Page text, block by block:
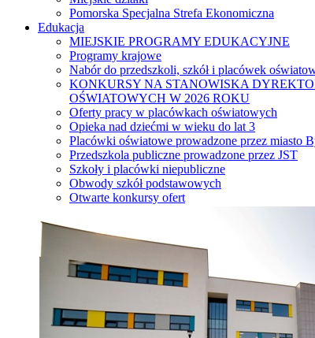
Pomorska Specjalna Strefa Ekonomiczna
Edukacja
MIEJSKIE PROGRAMY EDUKACYJNE
Programy krajowe
Nabór do przedszkoli, szkół i placówek
KONKURSY NA STANOWISKA
OŚWIATOWYCH W 2026 ROKU
Oferty pracy w placówkach oświatowych
Opieka nad dziećmi w wieku do lat 3
Placówki oświatowe prowadzone przez miasto
Przedszkola publiczne prowadzone przez JST
Szkoły i placówki niepubliczne
Obwody szkół podstawowych
Otwarte konkursy ofert